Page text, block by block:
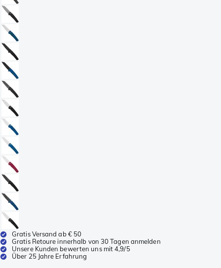
Gratis Versand ab € 50
Gratis Retoure innerhalb von 30 Tagen anmelden
Unsere Kunden bewerten uns mit 4,9/5
Über 25 Jahre Erfahrung